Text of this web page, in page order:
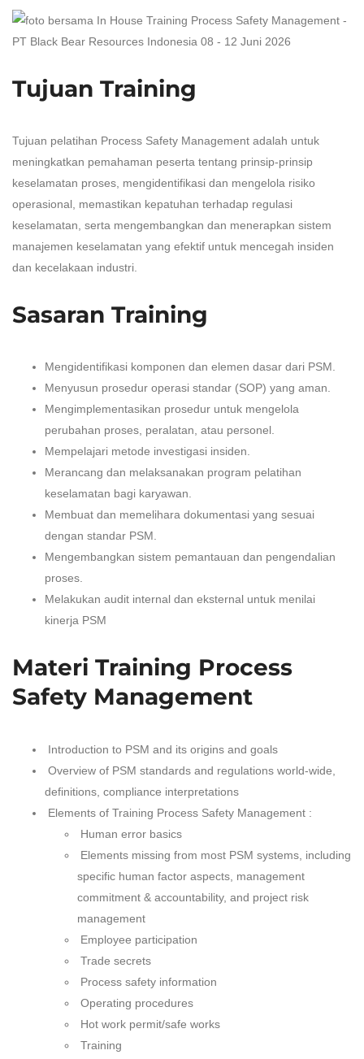
Tujuan Training
Tujuan pelatihan Process Safety Management adalah untuk
meningkatkan pemahaman peserta tentang prinsip-prinsip
keselamatan proses, mengidentifikasi dan mengelola risiko
operasional, memastikan kepatuhan terhadap regulasi
keselamatan, serta mengembangkan dan menerapkan sistem
manajemen keselamatan yang efektif untuk mencegah insiden
dan kecelakaan industri.
Sasaran Training
Mengidentifikasi komponen dan elemen dasar dari PSM.
Menyusun prosedur operasi standar (SOP) yang aman.
Mengimplementasikan prosedur untuk mengelola
perubahan proses, peralatan, atau personel.
Mempelajari metode investigasi insiden.
Merancang dan melaksanakan program pelatihan
keselamatan bagi karyawan.
Membuat dan memelihara dokumentasi yang sesuai
dengan standar PSM.
Mengembangkan sistem pemantauan dan pengendalian
proses.
Melakukan audit internal dan eksternal untuk menilai
kinerja PSM
Materi Training Process
Safety Management
Introduction to PSM and its origins and goals
Overview of PSM standards and regulations world-wide,
definitions, compliance interpretations
Elements of Training Process Safety Management :
Human error basics
Elements missing from most PSM systems, including
specific human factor aspects, management
commitment & accountability, and project risk
management
Employee participation
Trade secrets
Process safety information
Operating procedures
Hot work permit/safe works
Training